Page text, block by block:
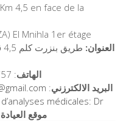
4,5 en face de la
El Mnihla 1er étage
العنوان:
:الهاتف
gmail.com :البريد الالكترزني
médicales: Dr
موقع